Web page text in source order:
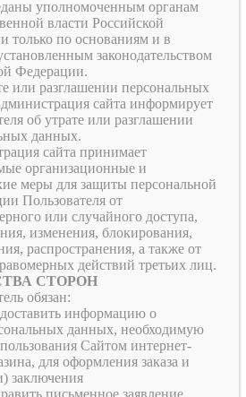
уполномоченным органам
власти Российской
только по основаниям и в
законодательством
Федерации.
или разглашении персональных
сайта информирует
об утрате или разглашении
данных.
сайта принимает
организационные и
меры для защиты персональной
Пользователя от
или случайного доступа,
изменения, блокирования,
распространения, а также от
действий третьих лиц.
СТОРОН
обязан:
информацию о
данных, необходимую
Сайтом интернет-
для оформления заказа и
заключения
письменное заявление